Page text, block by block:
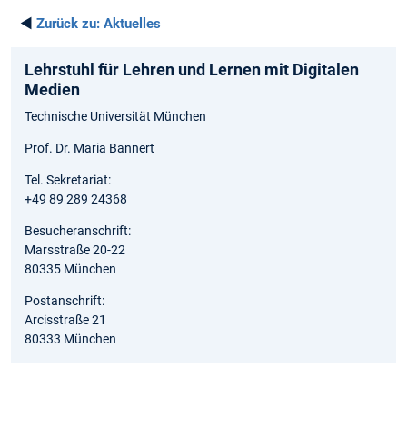
◄ Zurück zu: Aktuelles
Lehrstuhl für Lehren und Lernen mit Digitalen
Medien
Technische Universität München
Prof. Dr. Maria Bannert
Tel. Sekretariat:
+49 89 289 24368
Besucheranschrift:
Marsstraße 20-22
80335 München
Postanschrift:
Arcisstraße 21
80333 München